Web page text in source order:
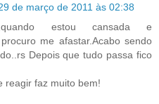
de março de 2011 às 02:38
estou cansada e
me afastar.Acabo sendo
Depois que tudo passa fico
reagir faz muito bem!